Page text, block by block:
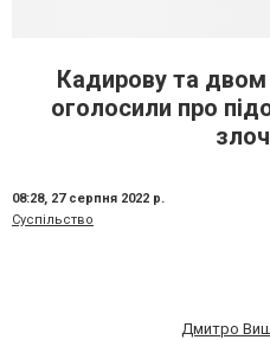
Кадирову та двом
оголосили про
08:28, 27 серпня 2022 р.
Суспільство
Дмитро